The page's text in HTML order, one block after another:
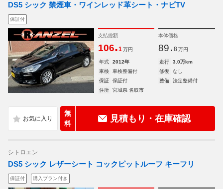
DS5 シック 禁煙車・ワインレッド革シート・ナビTV
保証付
支払総額
106.1 万円
本体価格
89. 8 万円
年式 2012年 走行
3.0万km
車検
車検整備付 修復
なし
保証
保証付 整備
法定整備付
住所
宮城県 名取市
無
料
見積もり・在庫確認
シトロエン
DS5 シック レザーシート コックピットルーフ キーフリ
保証付 購入プラン付き